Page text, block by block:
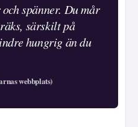
spänner. Du mår
särskilt på
hungrig än du
webbplats)